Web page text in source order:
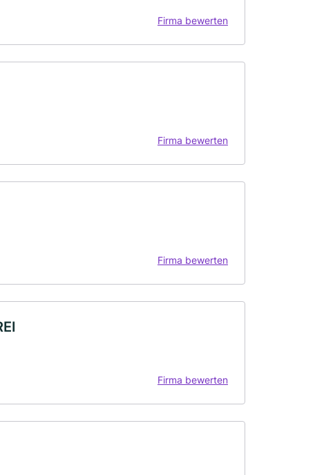
Firma bewerten
Firma bewerten
Firma bewerten
Firma bewerten